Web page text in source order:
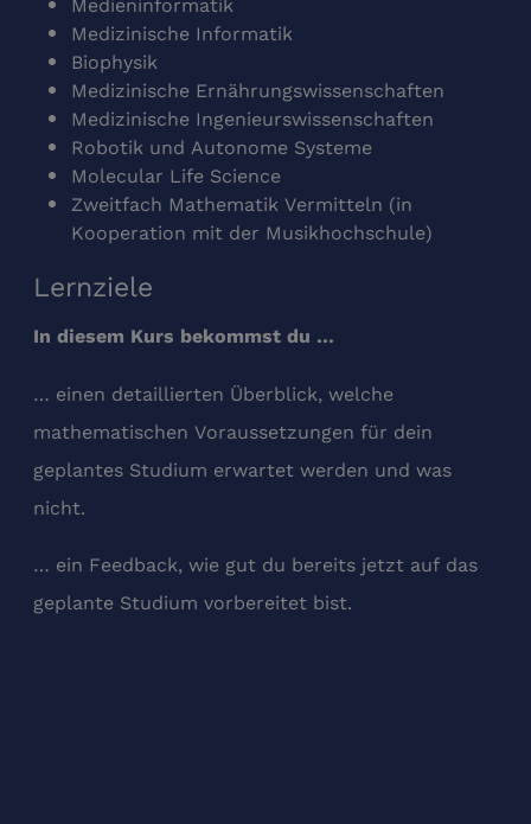
Medizinische Informatik
Biophysik
Medizinische Ernährungswissenschaften
Medizinische Ingenieurswissenschaften
Robotik und Autonome Systeme
Molecular Life Science
Zweitfach Mathematik Vermitteln (in
Kooperation mit der Musikhochschule)
Lernziele
In diesem Kurs bekommst du …
… einen detaillierten Überblick, welche
mathematischen Voraussetzungen für dein
geplantes Studium erwartet werden und was
nicht.
… ein Feedback, wie gut du bereits jetzt auf das
geplante Studium vorbereitet bist.